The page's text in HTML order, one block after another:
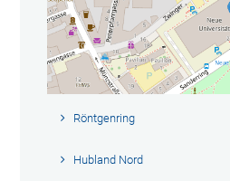
Röntgenring
Hubland Nord